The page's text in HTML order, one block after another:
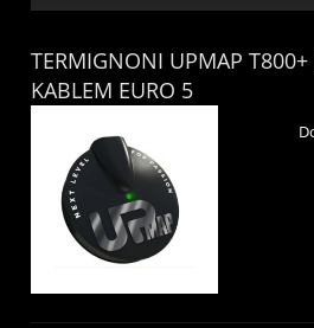
TERMIGNONI UPMAP T800+
KABLEM EURO 5